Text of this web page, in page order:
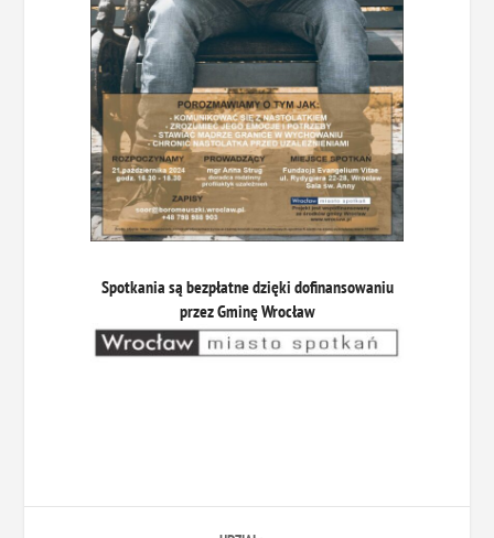
Spotkania są bezpłatne dzięki dofinansowaniu
przez Gminę Wrocław